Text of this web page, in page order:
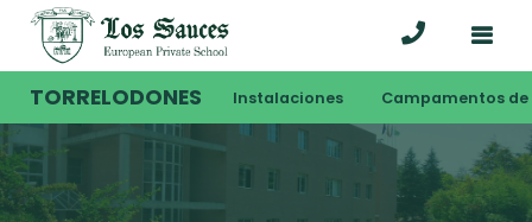
TORRELODONES Instalaciones Campamentos de